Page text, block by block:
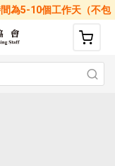
為5-10個工作天（不包
）